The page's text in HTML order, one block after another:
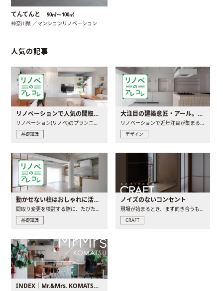
てんてんと 90㎡〜100㎡
神奈川県 ／マンションリノベーション
人気の記事
リノベーションで人気の間取りとは？トレンドの間取りと実例を徹底解説
リノベーション(リノベ)のプランニングで一番最初に決めるのは..
基礎知識
大注目の建築意匠・アール。人気の理由と空間に取り入れるポイント
リノベーションで近年注目が集まる建築意匠の一つであるアール..
デザイン
動かせない柱はおしゃれに活用！柱を魅せるリノベーション(リノベ)4選
間取り変更を検討する際に、たびたび皆さんの頭を悩ませる動か..
基礎知識
ノイズのないコンセント
現場が始まるとき、まず向き合うものの一つがコンセントです..
CRAFT
INDEX｜Mr.&Mrs. KOMATSU renovation diary